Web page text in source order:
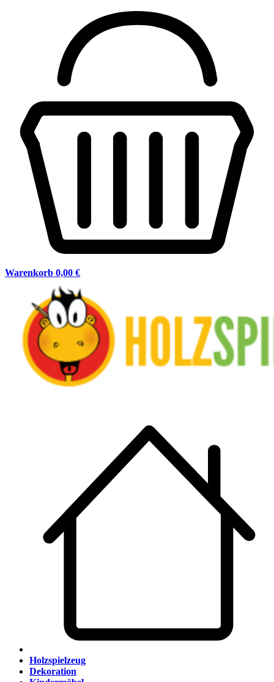
Warenkorb 0,00 €
Holzspielzeug
Dekoration